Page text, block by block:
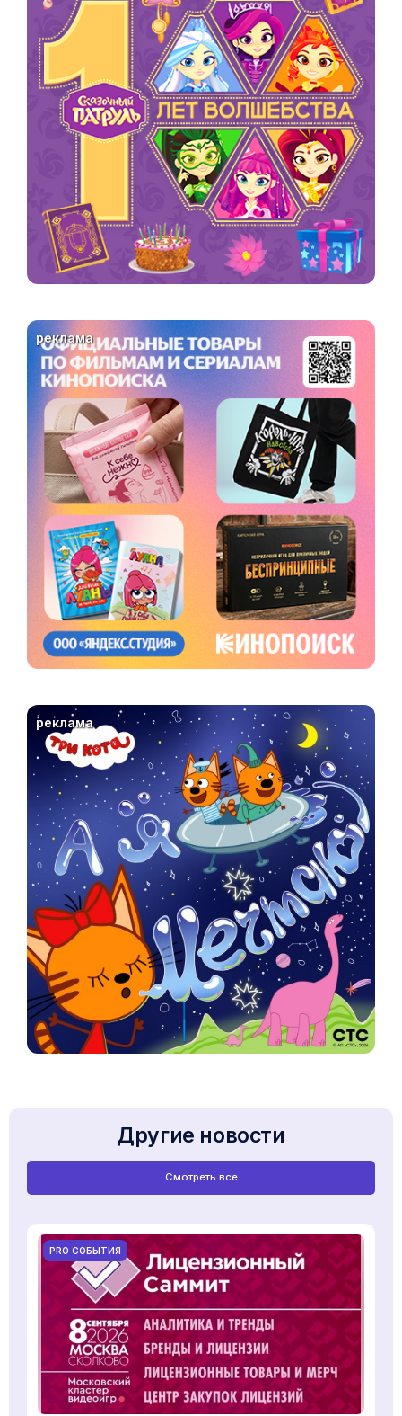
реклама
реклама
Другие новости
Смотреть все
PRO СОБЫТИЯ